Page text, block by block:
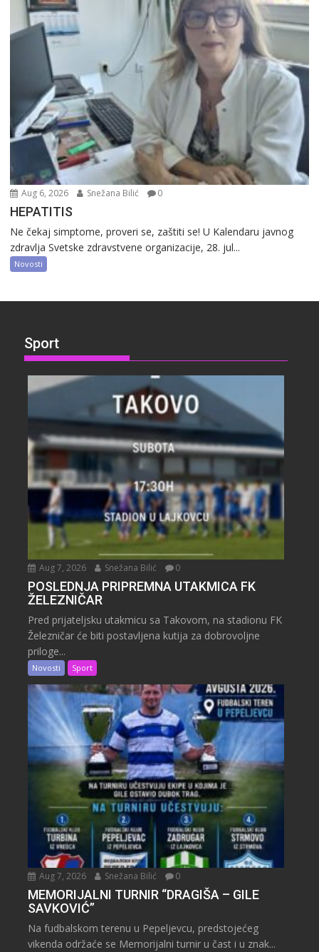
Aug 6, 2026 Snežana Bilić 0
HEPATITIS
Ne čekaj simptome, proveri se, zaštiti se! U Kalendaru javnog
zdravlja Svetske zdravstvene organizacije, 28. jul...
Novosti
Sport
Aug 7, 2026 Snežana Bilić 0
POSLEDNJA PRIPREMNA UTAKMICA FK
ŽELEZNIČAR
Pred prijateljsku utakmicu sa Takovom, na stadionu FK
Železničar će biti postavljena kutija za dobrovoljne
priloge...
Novosti Sport
Aug 7, 2026 Snežana Bilić 0
MEMORIJALNI TURNIR “DRAGIŠA – GILE
SAVKOVIĆ”
Na fudbalskom terenu u Pepeljevcu, predstojećeg
vikenda održaće se Memorijalni turnir u čast i u znak...